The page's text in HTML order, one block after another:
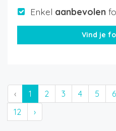
Enkel aanbevolen
‹ 1 2 3 4 5 6
12
›